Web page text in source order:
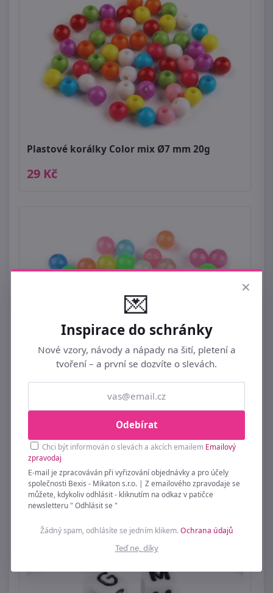
Plastové korálky Color mix Ø7 mm 20g
29 Kč
×
💌
Inspirace do schránky
Nové vzory, návody a nápady na šití, pletení a
tvoření – a první se dozvíte o slevách.
Odebírat
Chci být informován o slevách a akcích emailem Emailový
zpravodaj
E-mail je zpracováván při vyřizování objednávky a pro účely
společnosti Bexis - Mikaton s.r.o. | Z emailového zpravodaje se
můžete, kdykoliv odhlásit - kliknutím na odkaz v patičce
newsletteru " Odhlásit se "
Žádný spam, odhlásíte se jedním klikem.Ochrana údajů
Teď ne, díky